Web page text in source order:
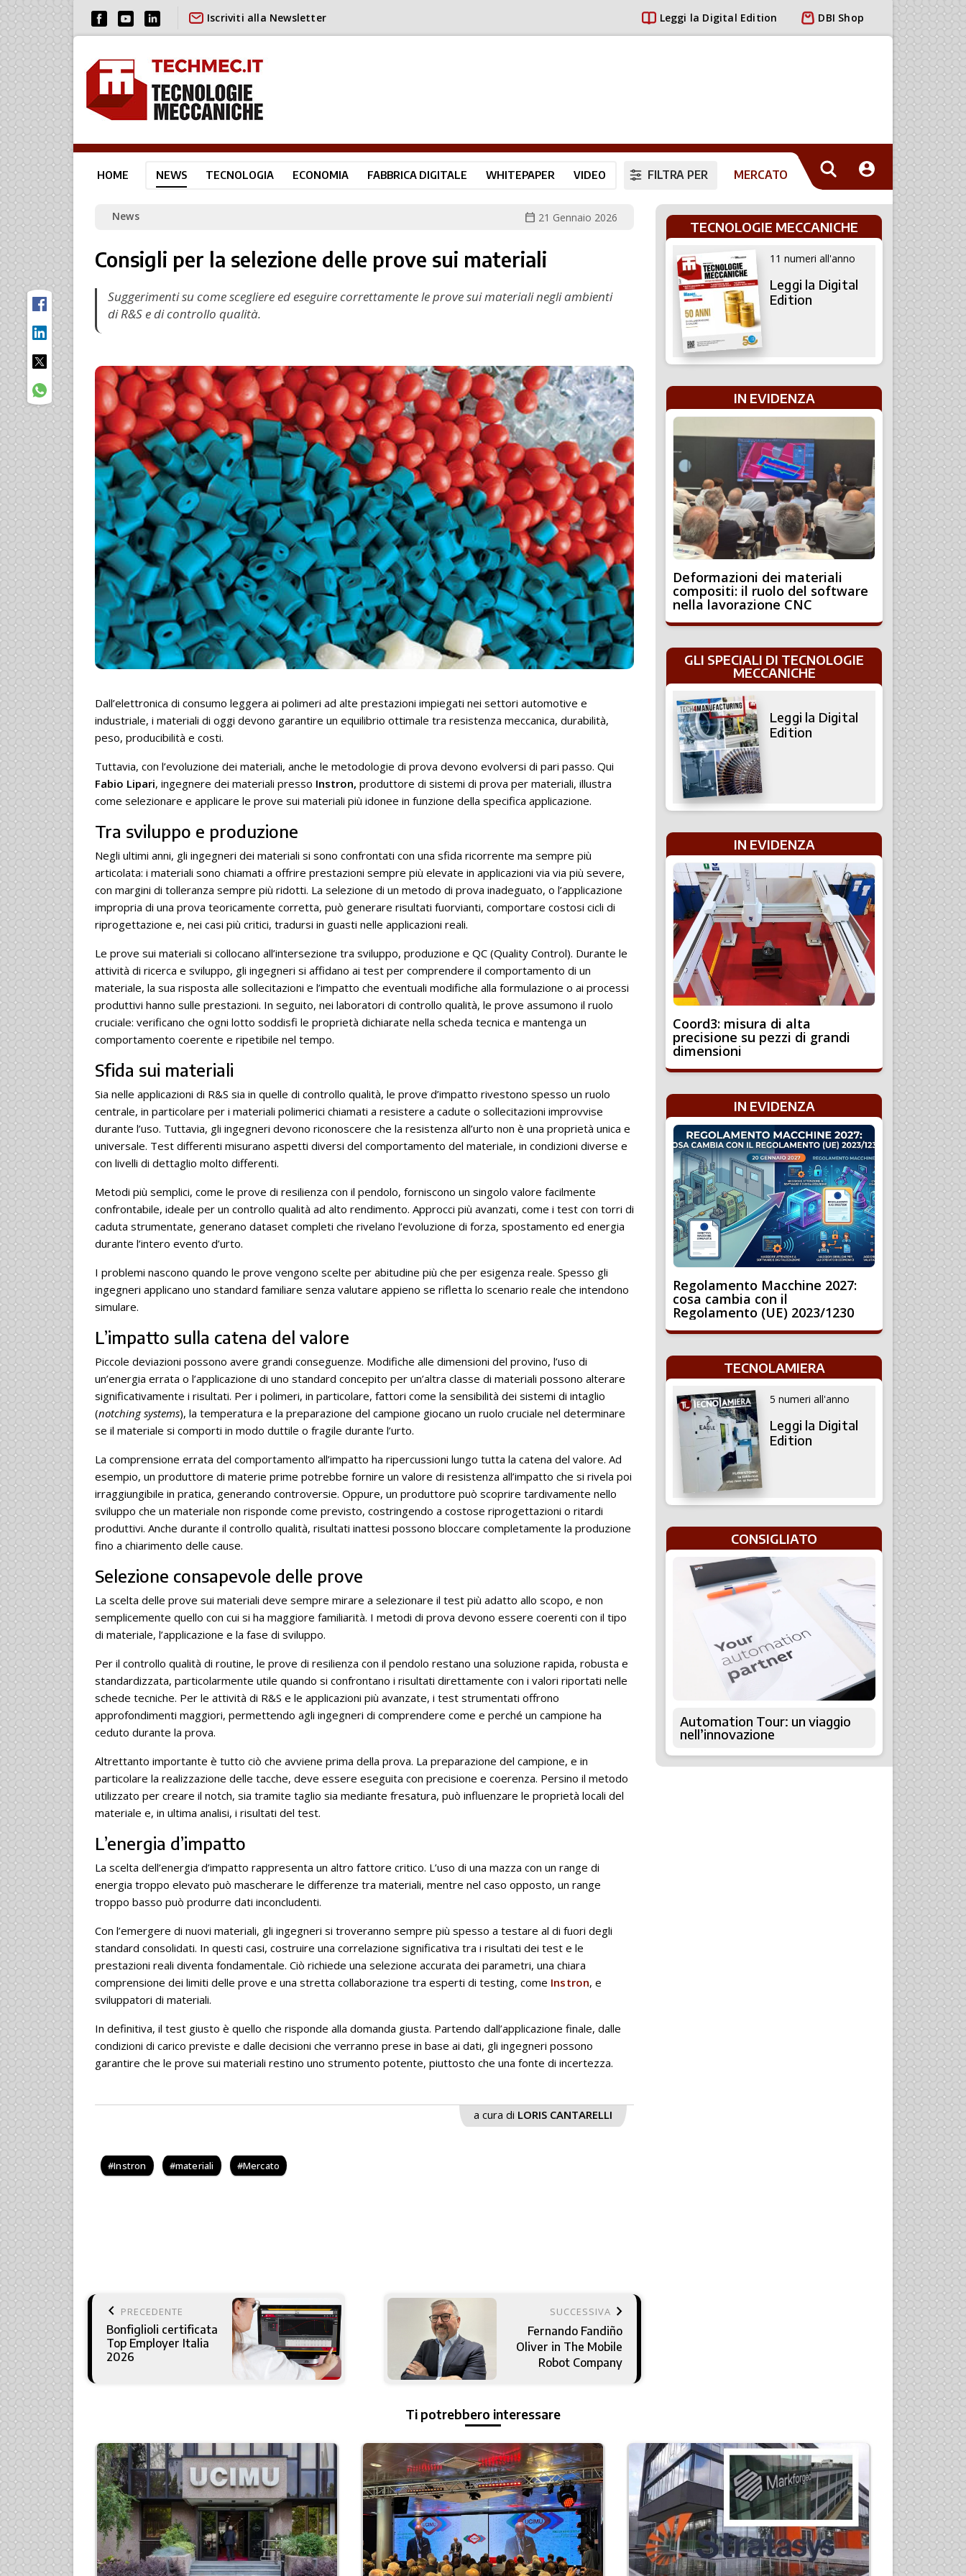
Iscriviti alla Newsletter Leggi la Digital Edition DBI Shop
HOME NEWS TECNOLOGIA ECONOMIA FABBRICA DIGITALE WHITEPAPER VIDEO FILTRA PER MERCATO
News calendar_today 21 Gennaio 2026
Consigli per la selezione delle prove sui materiali
Suggerimenti su come scegliere ed eseguire correttamente le prove sui materiali negli ambienti
di R&S e di controllo qualità.
Dall’elettronica di consumo leggera ai polimeri ad alte prestazioni impiegati nei settori automotive e
industriale, i materiali di oggi devono garantire un equilibrio ottimale tra resistenza meccanica, durabilità,
peso, producibilità e costi.
Tuttavia, con l’evoluzione dei materiali, anche le metodologie di prova devono evolversi di pari passo. Qui
Fabio Lipari, ingegnere dei materiali presso Instron, produttore di sistemi di prova per materiali, illustra
come selezionare e applicare le prove sui materiali più idonee in funzione della specifica applicazione.
Tra sviluppo e produzione
Negli ultimi anni, gli ingegneri dei materiali si sono confrontati con una sfida ricorrente ma sempre più
articolata: i materiali sono chiamati a offrire prestazioni sempre più elevate in applicazioni via via più severe,
con margini di tolleranza sempre più ridotti. La selezione di un metodo di prova inadeguato, o l’applicazione
impropria di una prova teoricamente corretta, può generare risultati fuorvianti, comportare costosi cicli di
riprogettazione e, nei casi più critici, tradursi in guasti nelle applicazioni reali.
Le prove sui materiali si collocano all’intersezione tra sviluppo, produzione e QC (Quality Control). Durante le
attività di ricerca e sviluppo, gli ingegneri si affidano ai test per comprendere il comportamento di un
materiale, la sua risposta alle sollecitazioni e l’impatto che eventuali modifiche alla formulazione o ai processi
produttivi hanno sulle prestazioni. In seguito, nei laboratori di controllo qualità, le prove assumono il ruolo
cruciale: verificano che ogni lotto soddisfi le proprietà dichiarate nella scheda tecnica e mantenga un
comportamento coerente e ripetibile nel tempo.
Sfida sui materiali
Sia nelle applicazioni di R&S sia in quelle di controllo qualità, le prove d’impatto rivestono spesso un ruolo
centrale, in particolare per i materiali polimerici chiamati a resistere a cadute o sollecitazioni improvvise
durante l’uso. Tuttavia, gli ingegneri devono riconoscere che la resistenza all’urto non è una proprietà unica e
universale. Test differenti misurano aspetti diversi del comportamento del materiale, in condizioni diverse e
con livelli di dettaglio molto differenti.
Metodi più semplici, come le prove di resilienza con il pendolo, forniscono un singolo valore facilmente
confrontabile, ideale per un controllo qualità ad alto rendimento. Approcci più avanzati, come i test con torri di
caduta strumentate, generano dataset completi che rivelano l’evoluzione di forza, spostamento ed energia
durante l’intero evento d’urto.
I problemi nascono quando le prove vengono scelte per abitudine più che per esigenza reale. Spesso gli
ingegneri applicano uno standard familiare senza valutare appieno se rifletta lo scenario reale che intendono
simulare.
L’impatto sulla catena del valore
Piccole deviazioni possono avere grandi conseguenze. Modifiche alle dimensioni del provino, l’uso di
un’energia errata o l’applicazione di uno standard concepito per un’altra classe di materiali possono alterare
significativamente i risultati. Per i polimeri, in particolare, fattori come la sensibilità dei sistemi di intaglio
(notching systems), la temperatura e la preparazione del campione giocano un ruolo cruciale nel determinare
se il materiale si comporti in modo duttile o fragile durante l’urto.
La comprensione errata del comportamento all’impatto ha ripercussioni lungo tutta la catena del valore. Ad
esempio, un produttore di materie prime potrebbe fornire un valore di resistenza all’impatto che si rivela poi
irraggiungibile in pratica, generando controversie. Oppure, un produttore può scoprire tardivamente nello
sviluppo che un materiale non risponde come previsto, costringendo a costose riprogettazioni o ritardi
produttivi. Anche durante il controllo qualità, risultati inattesi possono bloccare completamente la produzione
fino a chiarimento delle cause.
Selezione consapevole delle prove
La scelta delle prove sui materiali deve sempre mirare a selezionare il test più adatto allo scopo, e non
semplicemente quello con cui si ha maggiore familiarità. I metodi di prova devono essere coerenti con il tipo
di materiale, l’applicazione e la fase di sviluppo.
Per il controllo qualità di routine, le prove di resilienza con il pendolo restano una soluzione rapida, robusta e
standardizzata, particolarmente utile quando si confrontano i risultati direttamente con i valori riportati nelle
schede tecniche. Per le attività di R&S e le applicazioni più avanzate, i test strumentati offrono
approfondimenti maggiori, permettendo agli ingegneri di comprendere come e perché un campione ha
ceduto durante la prova.
Altrettanto importante è tutto ciò che avviene prima della prova. La preparazione del campione, e in
particolare la realizzazione delle tacche, deve essere eseguita con precisione e coerenza. Persino il metodo
utilizzato per creare il notch, sia tramite taglio sia mediante fresatura, può influenzare le proprietà locali del
materiale e, in ultima analisi, i risultati del test.
L’energia d’impatto
La scelta dell’energia d’impatto rappresenta un altro fattore critico. L’uso di una mazza con un range di
energia troppo elevato può mascherare le differenze tra materiali, mentre nel caso opposto, un range
troppo basso può produrre dati inconcludenti.
Con l’emergere di nuovi materiali, gli ingegneri si troveranno sempre più spesso a testare al di fuori degli
standard consolidati. In questi casi, costruire una correlazione significativa tra i risultati dei test e le
prestazioni reali diventa fondamentale. Ciò richiede una selezione accurata dei parametri, una chiara
comprensione dei limiti delle prove e una stretta collaborazione tra esperti di testing, come Instron, e
sviluppatori di materiali.
In definitiva, il test giusto è quello che risponde alla domanda giusta. Partendo dall’applicazione finale, dalle
condizioni di carico previste e dalle decisioni che verranno prese in base ai dati, gli ingegneri possono
garantire che le prove sui materiali restino uno strumento potente, piuttosto che una fonte di incertezza.
a cura di LORIS CANTARELLI
Instron materiali Mercato
keyboard_arrow_left PRECEDENTE
Bonfiglioli certificata
Top Employer Italia
2026
SUCCESSIVA keyboard_arrow_right
Fernando Fandiño
Oliver in The Mobile
Robot Company
TECNOLOGIE MECCANICHE
11 numeri all'anno
Leggi la Digital
Edition
IN EVIDENZA
Deformazioni dei materiali
compositi: il ruolo del software
nella lavorazione CNC
GLI SPECIALI DI TECNOLOGIE
MECCANICHE
Leggi la Digital
Edition
IN EVIDENZA
Coord3: misura di alta
precisione su pezzi di grandi
dimensioni
IN EVIDENZA
Regolamento Macchine 2027:
cosa cambia con il
Regolamento (UE) 2023/1230
TECNOLAMIERA
5 numeri all'anno
Leggi la Digital
Edition
CONSIGLIATO
Automation Tour: un viaggio
nell’innovazione
Ti potrebbero interessare